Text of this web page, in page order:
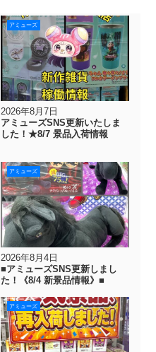
アミューズ
2026年8月7日
アミューズSNS更新いたしま
した！★8/7 景品入荷情報
アミューズ
2026年8月4日
■アミューズSNS更新しまし
た！《8/4 新景品情報》■
アミューズ